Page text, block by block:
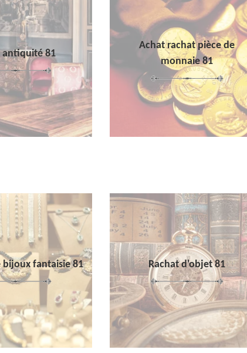
antiquité 81
Achat rachat pièce de
monnaie 81
fantaisie 81 Rachat d'objet 81